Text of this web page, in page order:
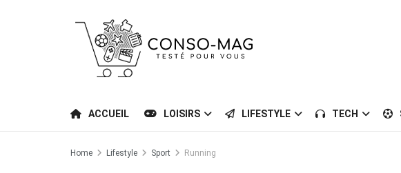
ACCUEIL LOISIRS LIFESTYLE TECH
Home Lifestyle Sport Running